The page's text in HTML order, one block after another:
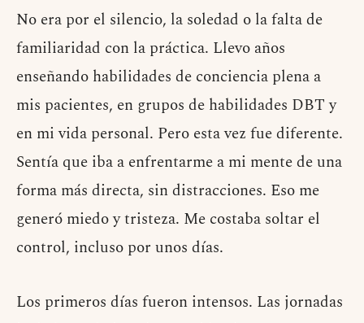
No era por el silencio, la soledad o la falta de
familiaridad con la práctica. Llevo años
enseñando habilidades de conciencia plena a
mis pacientes, en grupos de habilidades DBT y
en mi vida personal. Pero esta vez fue diferente.
Sentía que iba a enfrentarme a mi mente de una
forma más directa, sin distracciones. Eso me
generó miedo y tristeza. Me costaba soltar el
control, incluso por unos días.
Los primeros días fueron intensos. Las jornadas